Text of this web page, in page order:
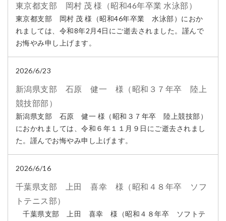
東京都支部 岡村 茂 様（昭和46年卒業 水泳部）
東京都支部 岡村 茂 様（昭和46年卒業 水泳部）におか
れましては、令和8年2月4日にご逝去されました。謹んで
お悔やみ申し上げます。
2026/6/23
新潟県支部 石原 健一 様（昭和３７年卒 陸上
競技部部）
新潟県支部 石原 健一 様（昭和３７年卒 陸上競技部）
におかれましては、令和６年１１月９日にご逝去されまし
た。謹んでお悔やみ申し上げます。
2026/6/16
千葉県支部 上田 喜幸 様（昭和４８年卒 ソフ
トテニス部）
千葉県支部 上田 喜幸 様（昭和４８年卒 ソフトテ